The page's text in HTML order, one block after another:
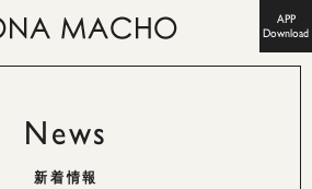
APP
Download
News
新着情報